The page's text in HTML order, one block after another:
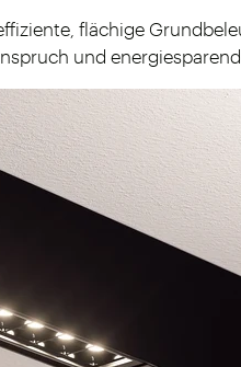
flächige
und